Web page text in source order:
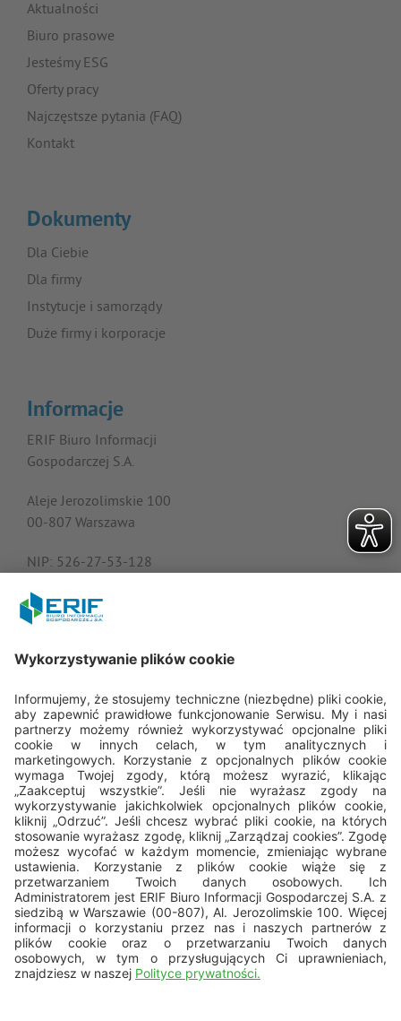
Aktualności
Biuro prasowe
Jesteśmy ESG
Oferty pracy
Najczęstsze pytania (FAQ)
Kontakt
Dokumenty
Dla Ciebie
Dla firmy
Instytucje i samorządy
Duże firmy i korporacje
Informacje
ERIF Biuro Informacji
Gospodarczej S.A.
Aleje Jerozolimskie 100
00-807 Warszawa
NIP: 526-27-53-128
REGON: 015613573
22 594 25 15
Pn - Pt: 8.00 - 16.00
bok@erif.pl